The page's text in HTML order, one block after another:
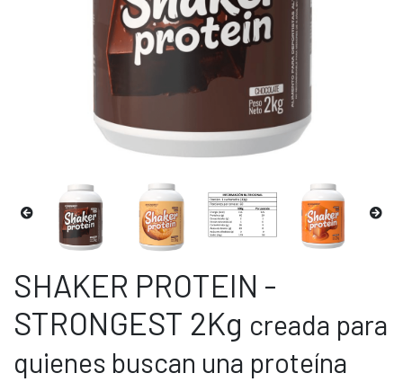
SHAKER PROTEIN -
STRONGEST 2Kg creada para
quienes buscan una proteína